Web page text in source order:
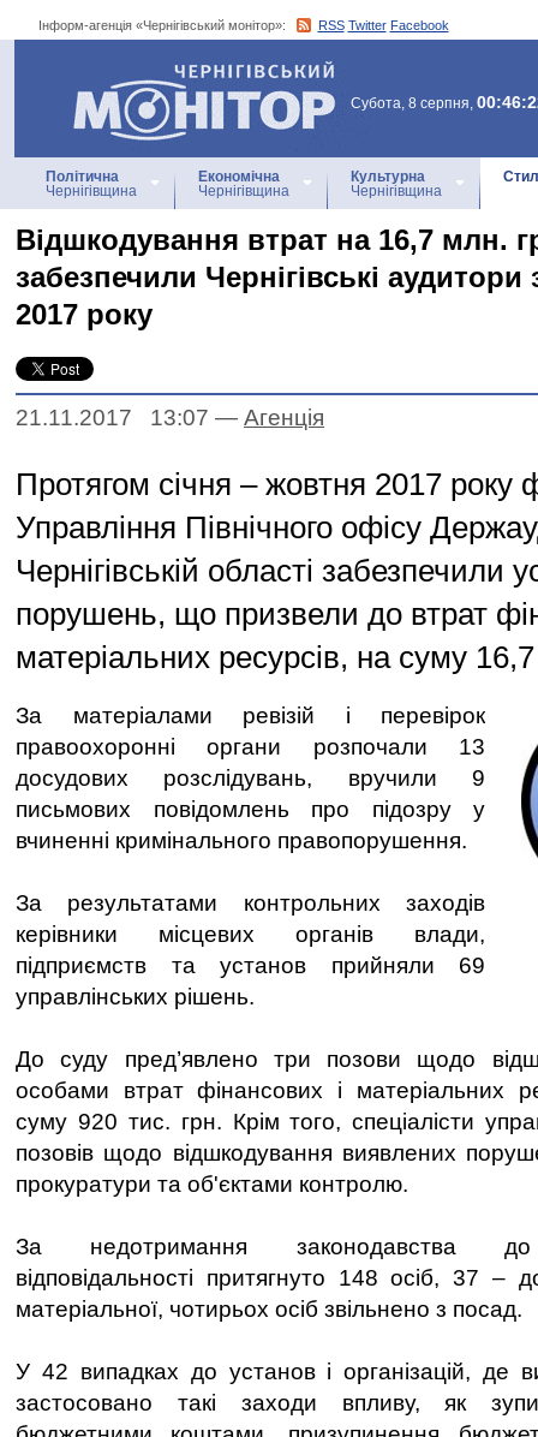
Інформ-агенція «Чернігівський монітор»: RSS Twitter Facebook
Інформ-агенція
«Чернігівський монітор»
Субота, 8 серпня,
Політична
Чернігівщина
Економічна
Чернігівщина
Культурна
Чернігівщина
Відшкодування втрат на 16,7 млн.
забезпечили Чернігівські аудитори
2017 року
21.11.2017 13:07 — Агенцiя
Протягом січня – жовтня 2017 року
Управління Північного офісу
Чернігівській області забезпечили
порушень, що призвели до втрат
матеріальних ресурсів, на суму
За матеріалами ревізій і перевірок
правоохоронні органи розпочали 13
досудових розслідувань, вручили 9
письмових повідомлень про підозру у
вчиненні кримінального правопорушення.
За результатами контрольних заходів
керівники місцевих органів влади,
підприємств та установ прийняли 69
управлінських рішень.
До суду пред’явлено три позови щодо
особами втрат фінансових і матеріальних
суму 920 тис. грн. Крім того, спеціалісти
позовів щодо відшкодування виявлених
прокуратури та об'єктами контролю.
За недотримання законодавства до
відповідальності притягнуто 148 осіб, 37 –
матеріальної, чотирьох осіб звільнено з посад.
У 42 випадках до установ і організацій, де
застосовано такі заходи впливу, як